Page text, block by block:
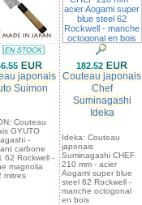
japonais
Suimon
Couteau
GYUTO
-
carbone
62 Rockwell -
magnolia
mitres
182.52
Couteau japonais
Chef
Suminagashi
Ideka
Ideka: Couteau
japonais
Suminagashi CHEF
210 mm - acier
Aogami super blue
steel 62 Rockwell -
manche octogonal
en bois